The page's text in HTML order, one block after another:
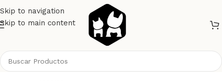
Skip to navigation
Skip to main content